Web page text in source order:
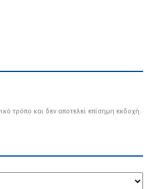
τρόπο και δεν αποτελεί επίσημη εκδοχή.